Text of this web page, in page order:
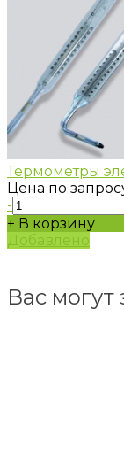
Термометры
Цена по
-
+ В корзину
Добавлено
Вас могут